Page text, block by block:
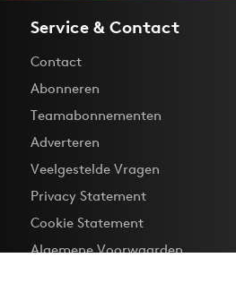
Service & Contact
Contact
Abonneren
Teamabonnementen
Adverteren
Veelgestelde Vragen
Privacy Statement
Cookie Statement
Algemene Voorwaarden